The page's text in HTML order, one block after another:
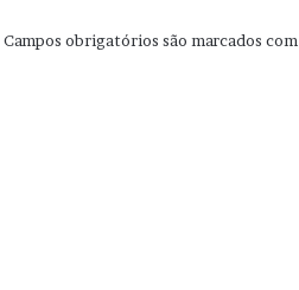
Campos obrigatórios são marcados com